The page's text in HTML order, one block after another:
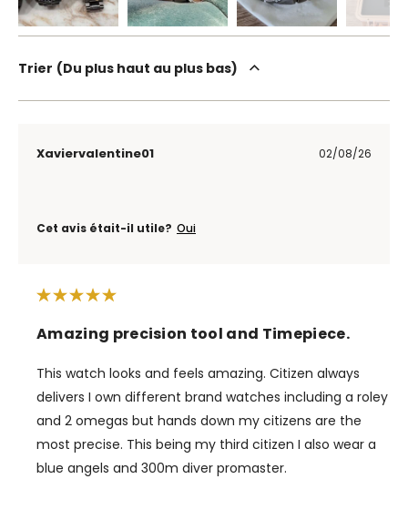
Trier Du plus haut au plus bas
Xaviervalentine01 02/08/26
Cet avis était-il utile? Oui
Amazing precision tool and Timepiece.
This watch looks and feels amazing. Citizen always
delivers I own different brand watches including a roley
and 2 omegas but hands down my citizens are the
most precise. This being my third citizen I also wear a
blue angels and 300m diver promaster.